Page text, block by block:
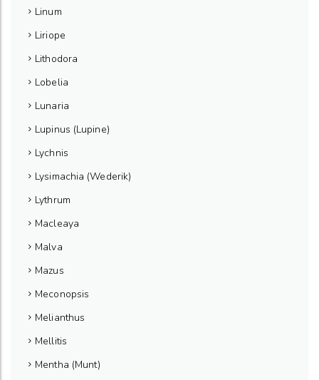
Linum
Liriope
Lithodora
Lobelia
Lunaria
Lupinus (Lupine)
Lychnis
Lysimachia (Wederik)
Lythrum
Macleaya
Malva
Mazus
Meconopsis
Melianthus
Mellitis
Mentha (Munt)